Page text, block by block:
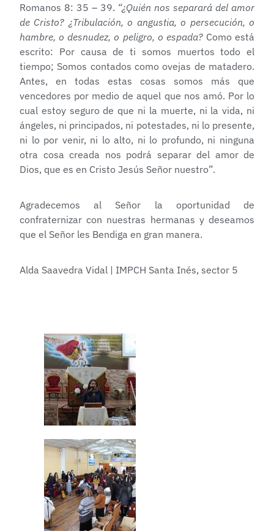
Romanos 8: 35 – 39. “¿Quién nos separará del amor
de Cristo? ¿Tribulación, o angustia, o persecución, o
hambre, o desnudez, o peligro, o espada?Como está
escrito: Por causa de ti somos muertos todo el
tiempo; Somos contados como ovejas de matadero.
Antes, en todas estas cosas somos más que
vencedores por medio de aquel que nos amó. Por lo
cual estoy seguro de que ni la muerte, ni la vida, ni
ángeles, ni principados, ni potestades, ni lo presente,
ni lo por venir, ni lo alto, ni lo profundo, ni ninguna
otra cosa creada nos podrá separar del amor de
Dios, que es en Cristo Jesús Señor nuestro”.
Agradecemos al Señor la oportunidad de
confraternizar con nuestras hermanas y deseamos
que el Señor les Bendiga en gran manera.
Alda Saavedra Vidal | IMPCH Santa Inés, sector 5